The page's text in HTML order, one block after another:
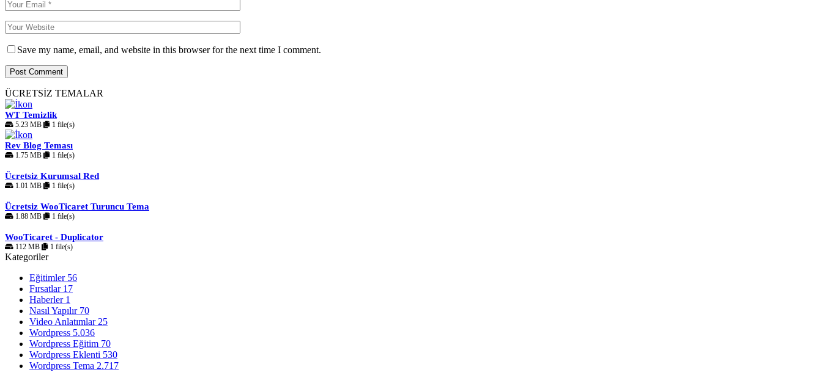
Save my name, email, and website in this browser for the next time I comment.
ÜCRETSİZ TEMALAR
WT Temizlik
5.23 MB 1 file(s)
Rev Blog Teması
1.75 MB 1 file(s)
Ücretsiz Kurumsal Red
1.01 MB 1 file(s)
Ücretsiz WooTicaret Turuncu Tema
1.88 MB 1 file(s)
WooTicaret - Duplicator
112 MB 1 file(s)
Kategoriler
Eğitimler 56
Fırsatlar 17
Haberler 1
Nasıl Yapılır 70
Video Anlatımlar 25
Wordpress 5.036
Wordpress Eğitim 70
Wordpress Eklenti 530
Wordpress Tema 2.717